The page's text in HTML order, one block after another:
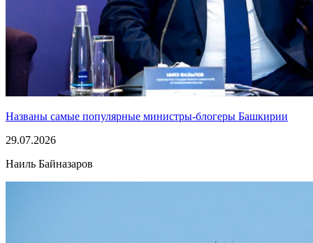
Названы самые популярные министры-блогеры Башкирии
29.07.2026
Наиль Байназаров